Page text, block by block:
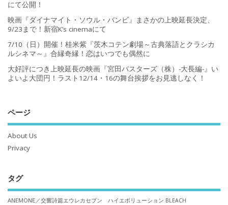
にて公開！
映画『ダイナマイト・ソウル・バンビ』まさかの上映延長決定、
9/23まで！新宿K’s cinemaにて
7/10（日）開催！桂米紫『茨木コテン劇場～古典落語とクラシカ
ルシネマ～』合縁奇縁！恋はいつでも偶然に
大好評につき上映延長の映画『宮田バスターズ（株）-大長編-』い
よいよ大団円！ラスト12/14・16の舞台挨拶をお見逃しなく！
ページ
About Us
Privacy
タグ
ANEMONE／交響詩篇エウレカセブン ハイエボリューション BLEACH